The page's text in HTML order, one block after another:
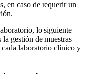
en caso de requerir un
lo siguiente
la gestión de muestras
cada laboratorio clínico y